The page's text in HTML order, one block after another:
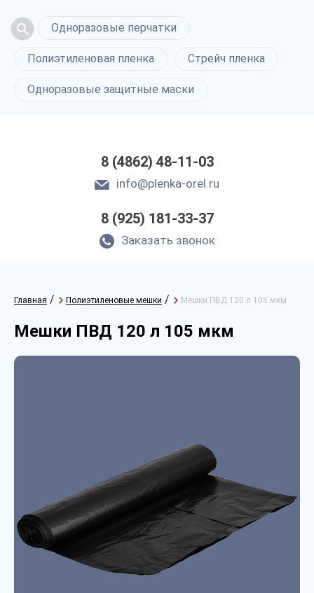
Одноразовые перчатки
Полиэтиленовая пленка Стрейч пленка
Одноразовые защитные маски
8 (4862) 48-11-03
info@plenka-orel.ru
8 (925) 181-33-37
Заказать звонок
Главная / Полиэтиленовые мешки / Мешки ПВД 120 л 105 мкм
Мешки ПВД 120 л 105 мкм